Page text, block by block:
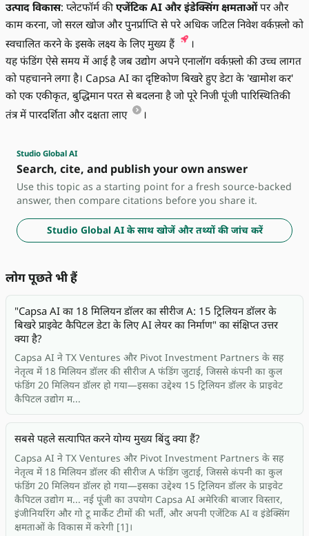
उत्पाद विकास: प्लेटफॉर्म की एजेंटिक AI और इंडेक्सिंग क्षमताओंपर और
काम करना, जो सरल खोज और पुनर्प्राप्ति से परे अधिक जटिल निवेश वर्कफ़्लो को
स्वचालित करने के इसके लक्ष्य के लिए मुख्य हैं
।
यह फंडिंग ऐसे समय में आई है जब उद्योग अपने एनालॉग वर्कफ़्लो की उच्च लागत
को पहचानने लगा है। Capsa AI का दृष्टिकोण बिखरे हुए डेटा के 'खामोश कर'
को एक एकीकृत, बुद्धिमान परत से बदलना है जो पूरे निजी पूंजी पारिस्थितिकी
तंत्र में पारदर्शिता और दक्षता लाए
।
Studio Global AI
Search, cite, and publish your own answer
Use this topic as a starting point for a fresh source-backed
answer, then compare citations before you share it.
Studio Global AI के साथ खोजें और तथ्यों की जांच करें
लोग पूछते भी हैं
"Capsa AI का 18 मिलियन डॉलर का सीरीज A: 15 ट्रिलियन डॉलर के
बिखरे प्राइवेट कैपिटल डेटा के लिए AI लेयर का निर्माण" का संक्षिप्त उत्तर
क्या है?
Capsa AI ने TX Ventures और Pivot Investment Partners के सह
नेतृत्व में 18 मिलियन डॉलर की सीरीज A फंडिंग जुटाई, जिससे कंपनी का कुल
फंडिंग 20 मिलियन डॉलर हो गया—इसका उद्देश्य 15 ट्रिलियन डॉलर के प्राइवेट
कैपिटल उद्योग म...
सबसे पहले सत्यापित करने योग्य मुख्य बिंदु क्या हैं?
Capsa AI ने TX Ventures और Pivot Investment Partners के सह
नेतृत्व में 18 मिलियन डॉलर की सीरीज A फंडिंग जुटाई, जिससे कंपनी का कुल
फंडिंग 20 मिलियन डॉलर हो गया—इसका उद्देश्य 15 ट्रिलियन डॉलर के प्राइवेट
कैपिटल उद्योग म... नई पूंजी का उपयोग Capsa AI अमेरिकी बाजार विस्तार,
इंजीनियरिंग और गो टू मार्केट टीमों की भर्ती, और अपनी एजेंटिक AI व इंडेक्सिंग
क्षमताओं के विकास में करेगी [1]।